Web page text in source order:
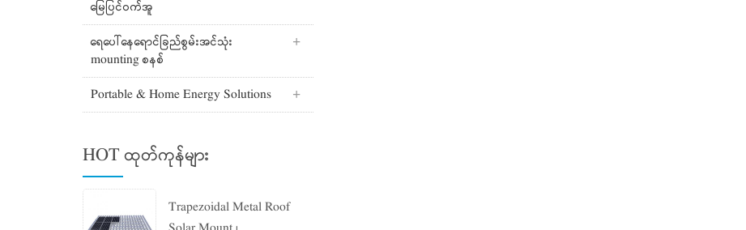
မြေပြင်ဝက်အူ
ရေပေါ်နေရောင်ခြည်စွမ်းအင်သုံး
mounting စနစ်
Portable & Home Energy Solutions
HOT ထုတ်ကုန်များ
Trapezoidal Metal Roof